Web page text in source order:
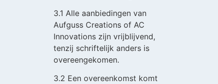
3.1 Alle aanbiedingen van
Aufguss Creations of AC
Innovations zijn vrijblijvend,
tenzij schriftelijk anders is
overeengekomen.
3.2 Een overeenkomst komt